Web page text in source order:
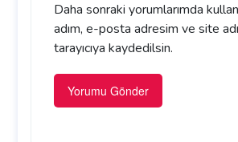
Daha sonraki yorumlarımda
adım, e-posta adresim ve site
tarayıcıya kaydedilsin.